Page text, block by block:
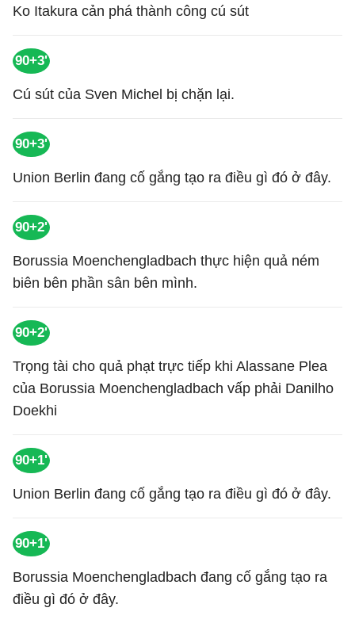
Ko Itakura cản phá thành công cú sút
90+3'
Cú sút của Sven Michel bị chặn lại.
90+3'
Union Berlin đang cố gắng tạo ra điều gì đó ở đây.
90+2'
Borussia Moenchengladbach thực hiện quả ném
biên bên phần sân bên mình.
90+2'
Trọng tài cho quả phạt trực tiếp khi Alassane Plea
của Borussia Moenchengladbach vấp phải Danilho
Doekhi
90+1'
Union Berlin đang cố gắng tạo ra điều gì đó ở đây.
90+1'
Borussia Moenchengladbach đang cố gắng tạo ra
điều gì đó ở đây.